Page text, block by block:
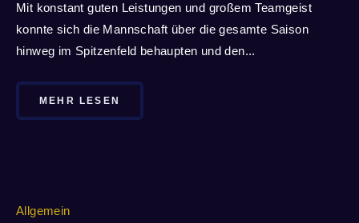
Mit konstant guten Leistungen und großem Teamgeist
konnte sich die Mannschaft über die gesamte Saison
hinweg im Spitzenfeld behaupten und den...
MEHR LESEN
Allgemein